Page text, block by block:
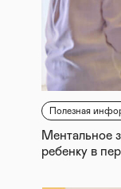
Полезная
Ментальное
ребенку в